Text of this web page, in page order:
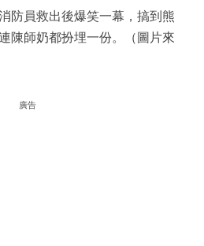
防員救出後爆笑一幕，搞到熊
陳師奶都扮埋一份。（圖片來
廣告